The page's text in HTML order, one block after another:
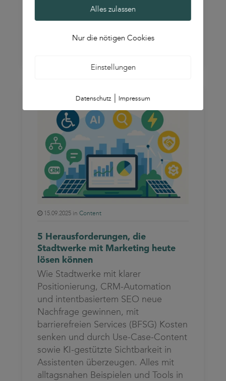
Geschäftskund:innen gewinnst!
Zum Artikel
15.09.2025 in Content
5 Herausforderungen, die
Stadtwerke mit Marketing heute
lösen können
Wie Stadtwerke mit klarer
Positionierung, CRM-Automation
und intentbasiertem SEO neue
Nachfrage gewinnen, mit
barrierefreien Services (BFSG) Kosten
senken und durch Use-Case-Content
sowie KI-gestützte Sichtbarkeit in
Assistenten überzeugen. Alles mit
alltagsnahen Beispielen und Tools in
Alles zulassen
Nur die nötigen Cookies
Einstellungen
Datenschutz| Impressum